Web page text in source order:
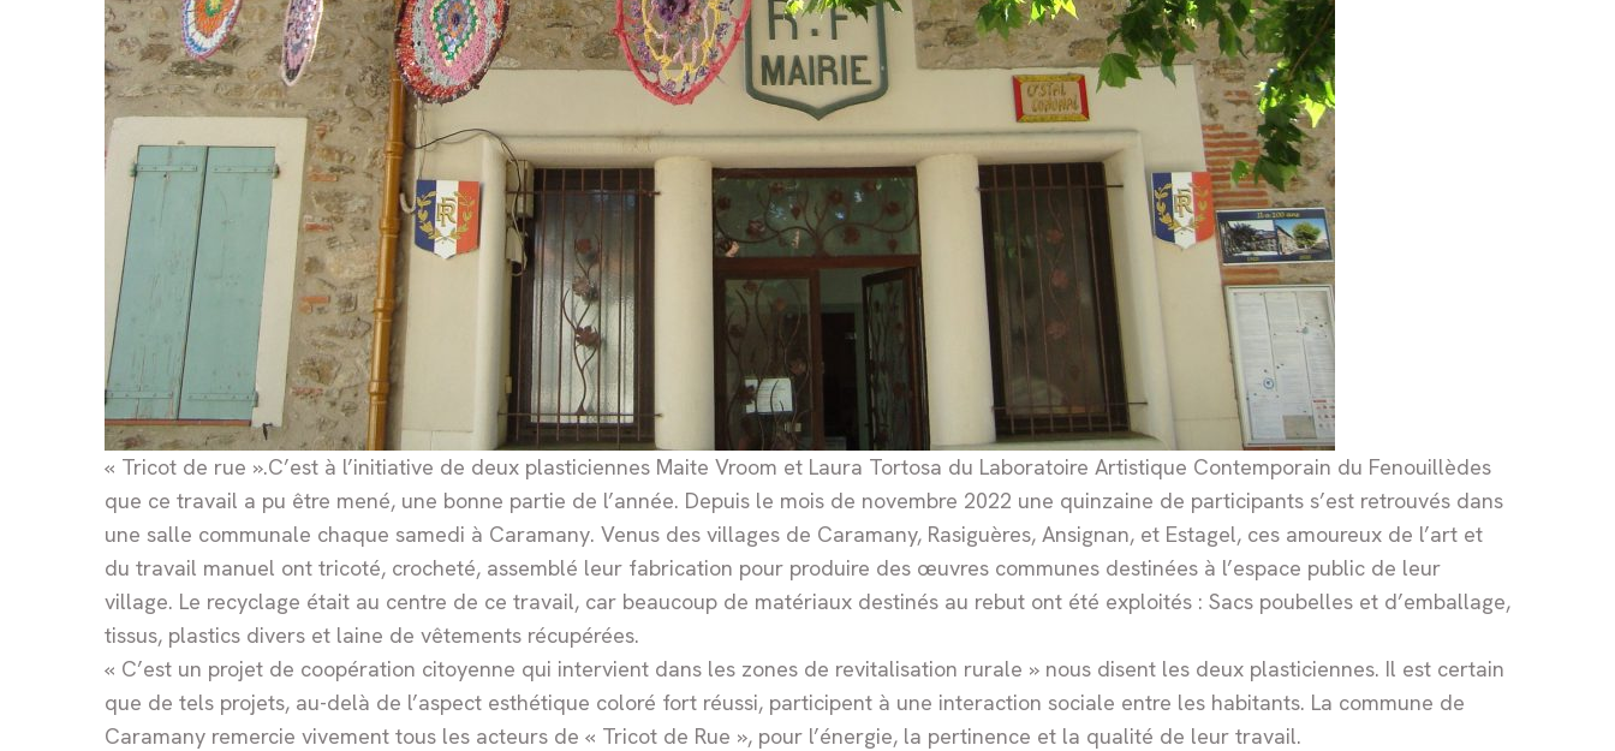
« Tricot de rue ».C’est à l’initiative de deux plasticiennes Maite Vroom et Laura Tortosa du Laboratoire Artistique Contemporain du Fenouillèdes
que ce travail a pu être mené, une bonne partie de l’année. Depuis le mois de novembre 2022 une quinzaine de participants s’est retrouvés dans
une salle communale chaque samedi à Caramany. Venus des villages de Caramany, Rasiguères, Ansignan, et Estagel, ces amoureux de l’art et
du travail manuel ont tricoté, crocheté, assemblé leur fabrication pour produire des œuvres communes destinées à l’espace public de leur
village. Le recyclage était au centre de ce travail, car beaucoup de matériaux destinés au rebut ont été exploités : Sacs poubelles et d’emballage,
tissus, plastics divers et laine de vêtements récupérées.
« C’est un projet de coopération citoyenne qui intervient dans les zones de revitalisation rurale » nous disent les deux plasticiennes. Il est certain
que de tels projets, au-delà de l’aspect esthétique coloré fort réussi, participent à une interaction sociale entre les habitants. La commune de
Caramany remercie vivement tous les acteurs de « Tricot de Rue », pour l’énergie, la pertinence et la qualité de leur travail.